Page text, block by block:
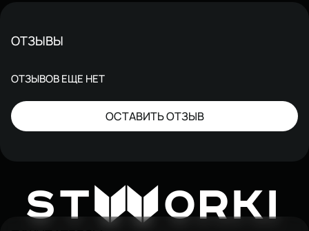
ОТЗЫВЫ
ОТЗЫВОВ ЕЩЕ НЕТ
ОСТАВИТЬ ОТЗЫВ
STW ORKI